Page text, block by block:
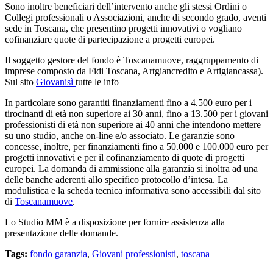
Sono inoltre beneficiari dell’intervento anche gli stessi Ordini o
Collegi professionali o Associazioni, anche di secondo grado, aventi
sede in Toscana, che presentino progetti innovativi o vogliano
cofinanziare quote di partecipazione a progetti europei.
Il soggetto gestore del fondo è Toscanamuove, raggruppamento di
imprese composto da Fidi Toscana, Artgiancredito e Artigiancassa).
Sul sito Giovanisì tutte le info
In particolare sono garantiti finanziamenti fino a 4.500 euro per i
tirocinanti di età non superiore ai 30 anni, fino a 13.500 per i giovani
professionisti di età non superiore ai 40 anni che intendono mettere
su uno studio, anche on-line e/o associato. Le garanzie sono
concesse, inoltre, per finanziamenti fino a 50.000 e 100.000 euro per
progetti innovativi e per il cofinanziamento di quote di progetti
europei. La domanda di ammissione alla garanzia si inoltra ad una
delle banche aderenti allo specifico protocollo d’intesa. La
modulistica e la scheda tecnica informativa sono accessibili dal sito
di Toscanamuove.
Lo Studio MM è a disposizione per fornire assistenza alla
presentazione delle domande.
Tags: fondo garanzia, Giovani professionisti, toscana